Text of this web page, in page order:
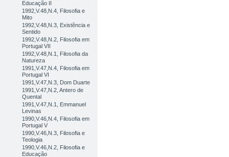
Educação II
1992,V.48,N.4, Filosofia e
Mito
1992,V.48,N.3, Existência e
Sentido
1992,V.48,N.2, Filosofia em
Portugal VII
1992,V.48,N.1, Filosofia da
Natureza
1991,V.47,N.4, Filosofia em
Portugal VI
1991,V.47,N.3, Dom Duarte
1991,V.47,N.2, Antero de
Quental
1991,V.47,N.1, Emmanuel
Levinas
1990,V.46,N.4, Filosofia em
Portugal V
1990,V.46,N.3, Filosofia e
Teologia
1990,V.46,N.2, Filosofia e
Educação